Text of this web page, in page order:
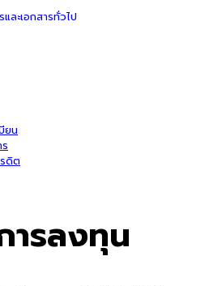
ละเอกสารทั่วไป
ยน
ดิต
รลงทุน